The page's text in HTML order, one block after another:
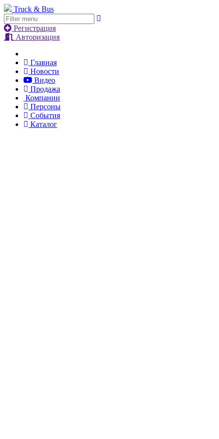
Truck & Bus
Регистрация
Авторизация
Главная
Новости
Видео
Продажа
Компании
Персоны
События
Каталог